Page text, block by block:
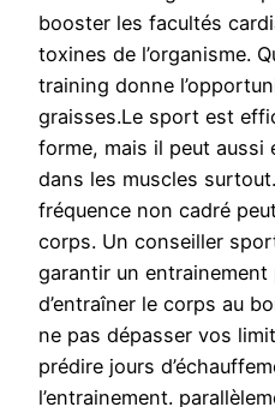
booster les facultés
toxines de l’organisme.
training donne
graisses.Le sport est
forme, mais il peut aussi
dans les muscles
fréquence non cadré
corps. Un conseiller
garantir un
d’entraîner le corps au
ne pas dépasser vos
prédire jours
l’entrainement.